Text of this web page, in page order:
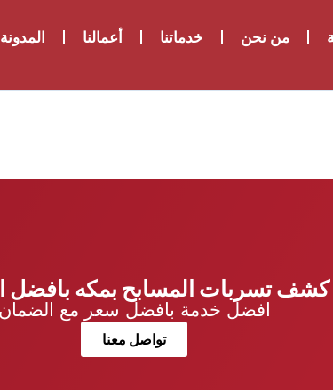
من نحن خدماتنا أعمالنا المدونة
كشف تسربات المسابح بمكه بافضل
افضل خدمة بافضل سعر مع الضمان
تواصل معنا